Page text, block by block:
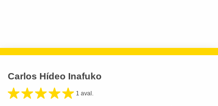
Carlos Hídeo Inafuko
1 aval.